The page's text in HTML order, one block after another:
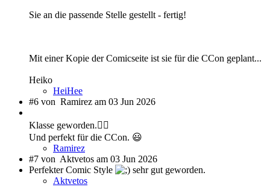
Sie an die passende Stelle gestellt - fertig!
Mit einer Kopie der Comicseite ist sie für die CCon geplant...
Heiko
HeiHee
#6 von Ramirez am 03 Jun 2026
Klasse geworden.👍🏻
Und perfekt für die CCon. 😃
Ramirez
#7 von Aktvetos am 03 Jun 2026
Perfekter Comic Style
sehr gut geworden.
Aktvetos